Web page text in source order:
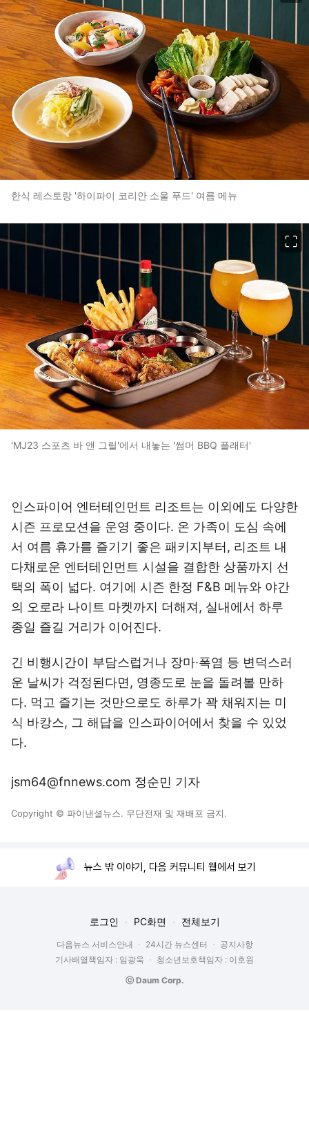
한식 레스토랑 '하이파이 코리안 소울 푸드' 여름 메뉴
'MJ23 스포츠 바 앤 그릴'에서 내놓는 '썸머 BBQ 플래터'
인스파이어 엔터테인먼트 리조트는 이외에도 다양한
시즌 프로모션을 운영 중이다. 온 가족이 도심 속에
서 여름 휴가를 즐기기 좋은 패키지부터, 리조트 내
다채로운 엔터테인먼트 시설을 결합한 상품까지 선
택의 폭이 넓다. 여기에 시즌 한정 F&B 메뉴와 야간
의 오로라 나이트 마켓까지 더해져, 실내에서 하루
종일 즐길 거리가 이어진다.
긴 비행시간이 부담스럽거나 장마·폭염 등 변덕스러
운 날씨가 걱정된다면, 영종도로 눈을 돌려볼 만하
다. 먹고 즐기는 것만으로도 하루가 꽉 채워지는 미
식 바캉스, 그 해답을 인스파이어에서 찾을 수 있었
다.
jsm64@fnnews.com 정순민 기자
Copyright © 파이낸셜뉴스. 무단전재 및 재배포 금지.
뉴스 밖 이야기, 다음 커뮤니티 웹에서 보기
로그인 PC화면 전체보기
다음뉴스 서비스안내 24시간 뉴스센터
공지사항
기사배열책임자 : 임광욱
청소년보호책임자 : 이호원
ⓒ Daum Corp.